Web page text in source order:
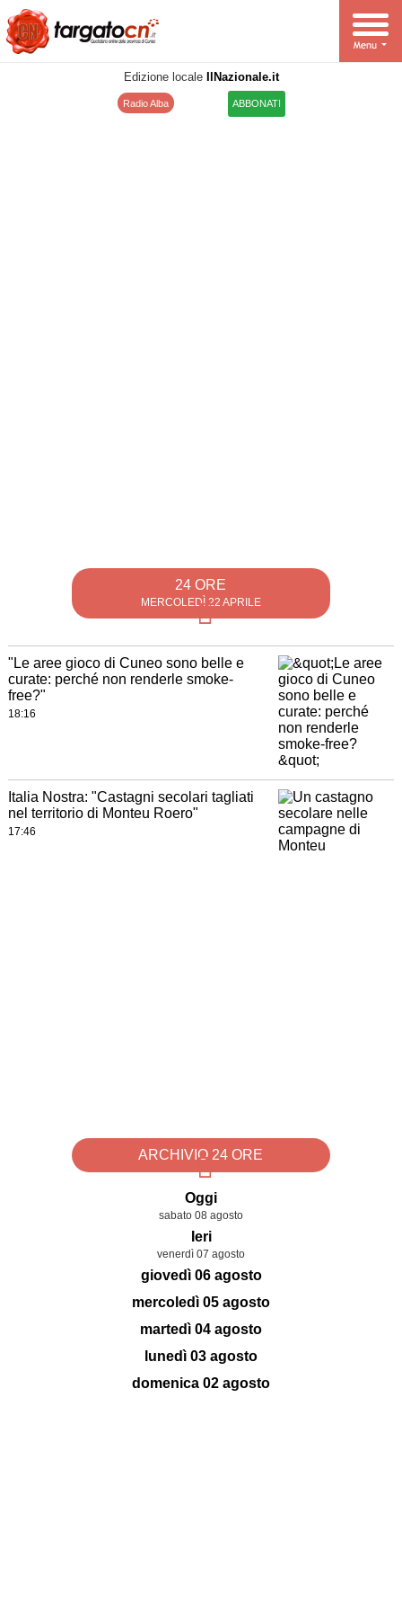
Edizione locale IlNazionale.it
Radio Alba ABBONATI
24 ORE
MERCOLEDÌ 22 APRILE
"Le aree gioco di Cuneo sono belle e
curate: perché non renderle smoke-
free?"
18:16
Italia Nostra: "Castagni secolari tagliati
nel territorio di Monteu Roero"
17:46
ARCHIVIO 24 ORE
Oggi
sabato 08 agosto
Ieri
venerdì 07 agosto
giovedì 06 agosto
mercoledì 05 agosto
martedì 04 agosto
lunedì 03 agosto
domenica 02 agosto